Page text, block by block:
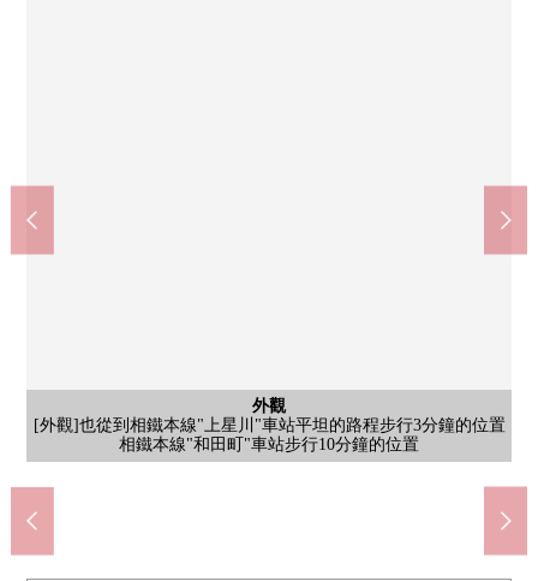
外觀
[外觀]也從到相鐵本線"上星川"車站平坦的路程步行3分鐘的位置
相鐵本線"和田町"車站步行10分鐘的位置
客廳
[約14.8張塌塌米LD/]如您所見陽光良好
陽台
[屋頂陽台]請一定在當地確認能眺望市鎮的風景
風景
[來自屋頂陽台的風景]
客廳
[約14.8張塌塌米LD/]
客廳
[約14.8張塌塌米LD/]
客廳
[約14.8張塌塌米LD/]
客廳
[約14.8張塌塌米LD/]被生活眺望屋頂陽台，市鎮
客廳
[約14.8張塌塌米LD/]
客廳
[約14.8張塌塌米LD/]
廚房
[廚房]
廚房
[廚房]
室內
[約8.0張塌塌米和式房間/]和式房間在約8.0張塌塌米到處舒適地感
到舒適的家
室內
[約6.7張塌塌米西式房間/]
陽台
[屋頂陽台]
公共汽車
[浴室]
洗臉
[盥洗台]
室內
[約8.0張塌塌米和式房間/]
室內
[約8.0張塌塌米和式房間/]
陽台
[屋頂陽台]
陽台
[屋頂陽台]
陽台
[屋頂陽台]
室內
[約5.7張塌塌米西式房間/]
廁所
[廁所]
室內
[約5.7張塌塌米西式房間/]
室內
[約5.7張塌塌米西式房間/]
室內
[約6.7張塌塌米西式房間/]
室內
[約6.7張塌塌米西式房間/]
室內
[約6.7張塌塌米西式房間/]
門口
[門口]
室內
[走廊]
室內
[走廊]
客廳
[LD/約14.8張塌塌米/內部對講機]設置監視器內部對講機
門口
[門口]
風景
[來自屋頂陽台的風景]
風景
[來自屋頂陽台的風景]
共有部分
[共用部分/用地裡面的過道]
共有部分
[共用部分/用地裡面的過道]
陽台
[屋頂陽台]
外觀
外觀
上星川站(相鐵本線)(約240m)
sotetsu Ｒｏｓｅｎ上星川商店(約350m)
峰會商店上星川商店(約650m)
橫濱市立常盤台小學(約500m)
橫濱市立保土谷中學(約200m)
喬納森上星川商店(約330m)
Create Ｓ·Ｄ上星川站前店(約440m)
橫濱上星川郵局(約440m)